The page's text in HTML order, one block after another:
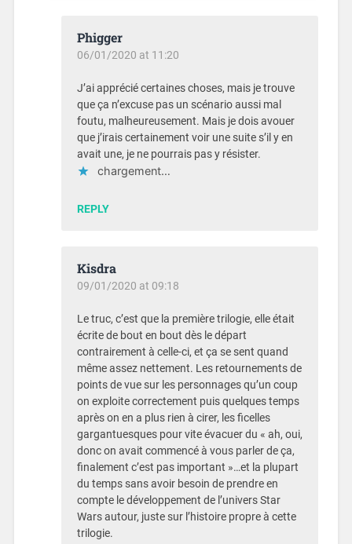
Phigger
06/01/2020 at 11:20
J’ai apprécié certaines choses, mais je trouve
que ça n’excuse pas un scénario aussi mal
foutu, malheureusement. Mais je dois avouer
que j’irais certainement voir une suite s’il y en
avait une, je ne pourrais pas y résister.
chargement…
REPLY
Kisdra
09/01/2020 at 09:18
Le truc, c’est que la première trilogie, elle était
écrite de bout en bout dès le départ
contrairement à celle-ci, et ça se sent quand
même assez nettement. Les retournements de
points de vue sur les personnages qu’un coup
on exploite correctement puis quelques temps
après on en a plus rien à cirer, les ficelles
gargantuesques pour vite évacuer du « ah, oui,
donc on avait commencé à vous parler de ça,
finalement c’est pas important »…et la plupart
du temps sans avoir besoin de prendre en
compte le développement de l’univers Star
Wars autour, juste sur l’histoire propre à cette
trilogie.